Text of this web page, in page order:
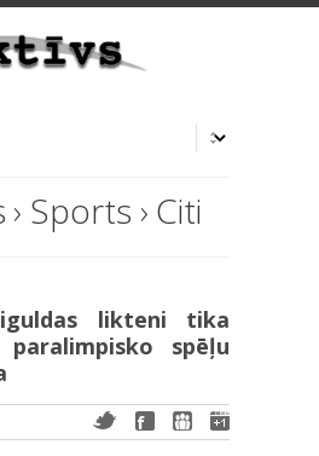
› Sports › Citi
likteni tika
spēļu